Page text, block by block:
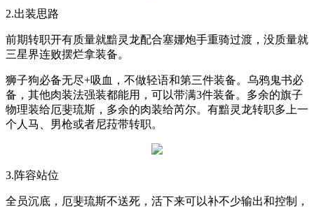
2.出装思路
前期转职开有质量就黯灵龙配合塞娜炮手重骑过渡，没质量就
三星界连败摆烂拿装备。
狮子狗必备无尽+吸血，不做轻语和第三件装备。乌鸦鬼书必
备，其他肉装法强装都能用，可以带满3件装备。多余的旗子
物理装给厄斐琉斯，多余的肉装给芮尔。有黯灵龙转职多上一
个人马、男枪或者尼菈带转职。
3.阵容站位
全员沉底，厄斐琉斯不送死，活下来可以补不少输出和控制，